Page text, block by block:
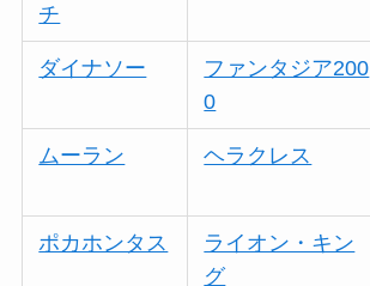
チ
ダイナソー
ファンタジア200
0
ムーラン ヘラクレス
ポカホンタス
ライオン・キン
グ